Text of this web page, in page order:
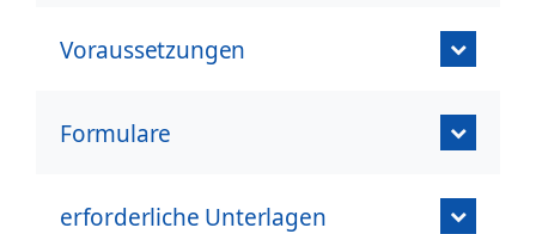
Voraussetzungen
Formulare
erforderliche Unterlagen